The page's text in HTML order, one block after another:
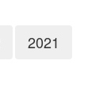
2021